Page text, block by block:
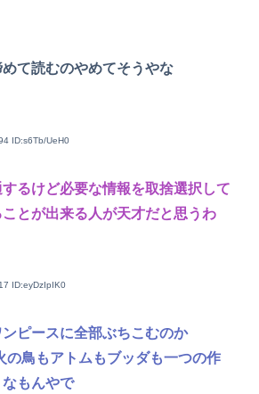
て読むのやめてそうやな
ID:s6Tb/UeH0
るけど必要な情報を取捨選択して
とが出来る人が天才だと思うわ
ID:eyDzIpIK0
ピースに全部ぶちこむのか
の鳥もアトムもブッダも一つの作
もんやで